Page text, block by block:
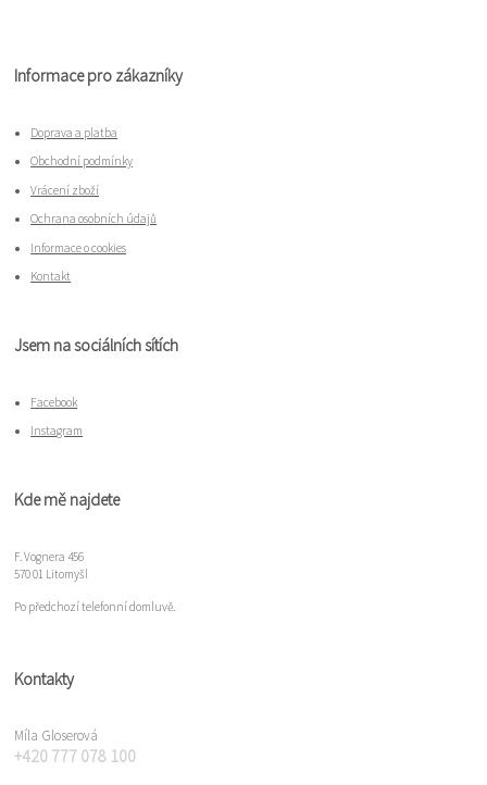
Informace pro zákazníky
Doprava a platba
Obchodní podmínky
Vrácení zboží
Ochrana osobních údajů
Informace o cookies
Kontakt
Jsem na sociálních sítích
Facebook
Instagram
Kde mě najdete
F. Vognera 456
570 01 Litomyšl
Po předchozí telefonní domluvě.
Kontakty
Míla Gloserová
+420 777 078 100